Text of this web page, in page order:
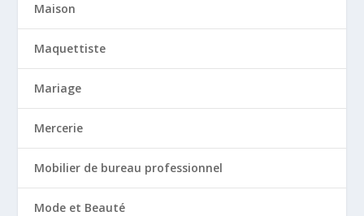
Maison
Maquettiste
Mariage
Mercerie
Mobilier de bureau professionnel
Mode et Beauté